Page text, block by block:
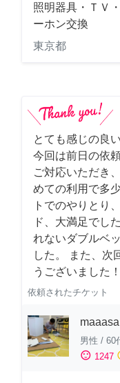
照明器具・ＴＶ
ーホン交換
東京都
とても感じの良
今回は前日の依
ご対応いただき
めての利用で多
トでのやりとり
ド、大満足でし
れないダブルベ
した。 また、次
うございました！
依頼されたチケット
maaasa
男性 / 60
sentiment_satisfied 1247